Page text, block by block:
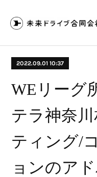
2022.09.01 10:37
WEリーグ
テラ神奈
ティング/
ョンのア